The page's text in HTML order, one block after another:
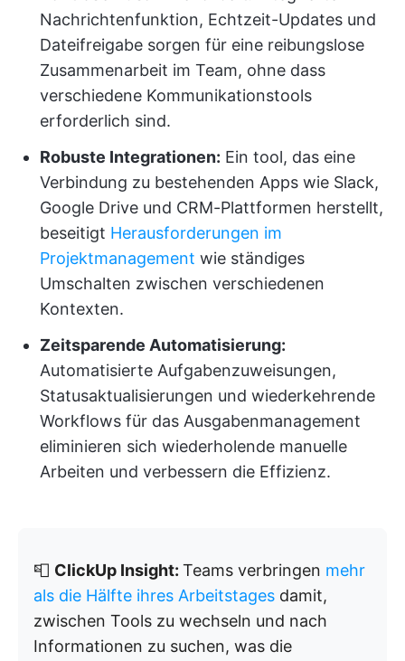
Nachrichtenfunktion, Echtzeit-Updates und
Dateifreigabe sorgen für eine reibungslose
Zusammenarbeit im Team, ohne dass
verschiedene Kommunikationstools
erforderlich sind.
Robuste Integrationen: Ein tool, das eine
Verbindung zu bestehenden Apps wie Slack,
Google Drive und CRM-Plattformen herstellt,
beseitigt Herausforderungen im
Projektmanagement wie ständiges
Umschalten zwischen verschiedenen
Kontexten.
Zeitsparende Automatisierung:
Automatisierte Aufgabenzuweisungen,
Statusaktualisierungen und wiederkehrende
Workflows für das Ausgabenmanagement
eliminieren sich wiederholende manuelle
Arbeiten und verbessern die Effizienz.
📮 ClickUp Insight: Teams verbringen mehr
als die Hälfte ihres Arbeitstages damit,
zwischen Tools zu wechseln und nach
Informationen zu suchen, was die